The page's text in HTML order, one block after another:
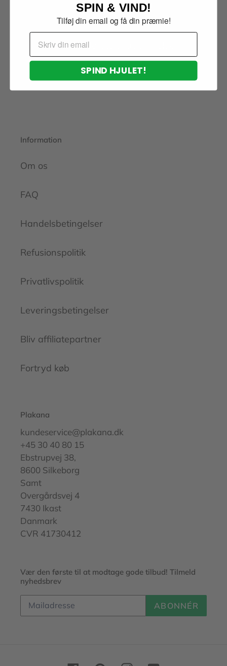
rigtigt.
Bliv den første til at anmelde
Information
Om os
FAQ
Handelsbetingelser
Refusionspolitik
Privatlivspolitik
Leveringsbetingelser
Bliv affiliatepartner
Fortryd køb
Plakana
kundeservice@plakana.dk
+45 30 40 80 15
Ebstrupvej 38,
8600 Silkeborg
Samt
Overgårdsvej 4
7430 Ikast
Danmark
CVR 41730412
Vær den første til at modtage gode tilbud! Tilmeld
nyhedsbrev
ABONNÉR
SPIN & VIND!
Tilføj din email og få din præmie!
Email
SPIND HJULET!